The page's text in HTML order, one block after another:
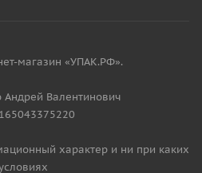
магазин «УПАК.РФ».
Валентинович
характер и ни при каких